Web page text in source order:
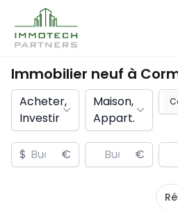
Immobilier neuf à
Acheter,
Investir
Maison,
Appart.
$ € €